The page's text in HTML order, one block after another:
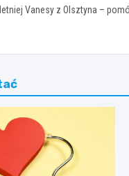
Vanesy z Olsztyna –